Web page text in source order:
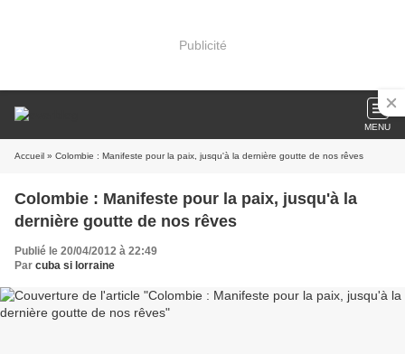
Publicité
MENU
Accueil » Colombie : Manifeste pour la paix, jusqu'à la dernière goutte de nos rêves
Colombie : Manifeste pour la paix, jusqu'à la
dernière goutte de nos rêves
Publié le 20/04/2012 à 22:49
Par cuba si lorraine